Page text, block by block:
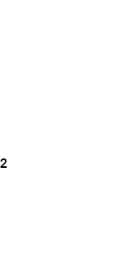
2